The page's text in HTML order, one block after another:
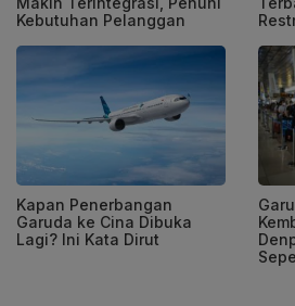
Kebutuhan Pelanggan
Kapan Penerbangan
Garuda ke Cina Dibuka
Lagi? Ini Kata Dirut